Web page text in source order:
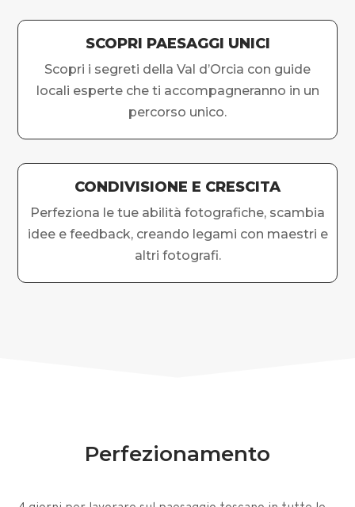
SCOPRI PAESAGGI UNICI
Scopri i segreti della Val d’Orcia con guide
locali esperte che ti accompagneranno in un
percorso unico.
CONDIVISIONE E CRESCITA
Perfeziona le tue abilità fotografiche, scambia
idee e feedback, creando legami con maestri e
altri fotografi.
Perfezionamento